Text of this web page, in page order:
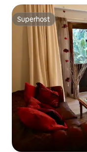
Superhost
Superhost